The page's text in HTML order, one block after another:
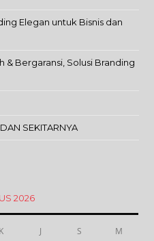
Elegan untuk Bisnis dan
& Bergaransi, Solusi Branding
SEKITARNYA
2026
K J S M